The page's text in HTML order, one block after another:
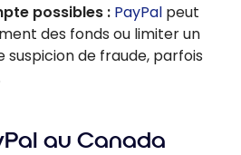
possibles : PayPal peut
des fonds ou limiter un
de fraude, parfois
au Canada